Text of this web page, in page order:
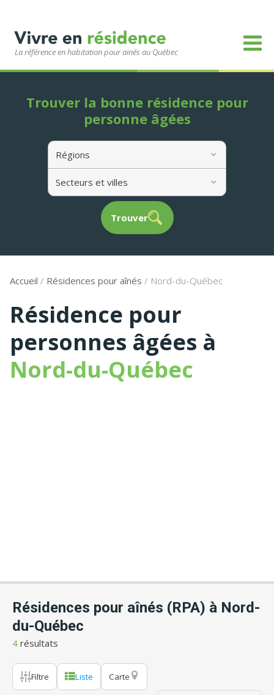
La référence en habitation pour ainés au Québec
Régions
Secteurs et villes
Trouver
Trouver la bonne résidence pour
personne âgées
Accueil / Résidences pour aînés / Nord-du-Québec
Résidence pour
personnes âgées à
Nord-du-Québec
Résidences pour aînés (RPA) à Nord-
du-Québec
4 résultats
Filtre Liste Carte